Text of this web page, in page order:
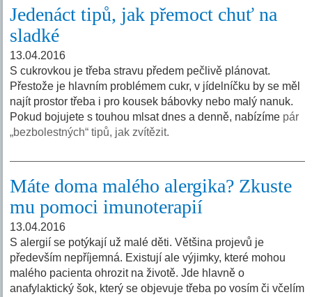
Jedenáct tipů, jak přemoct chuť na
sladké
13.04.2016
S cukrovkou je třeba stravu předem pečlivě plánovat.
Přestože je hlavním problémem cukr, v jídelníčku by se měl
najít prostor třeba i pro kousek bábovky nebo malý nanuk.
Pokud bojujete s touhou mlsat dnes a denně, nabízíme pár
„bezbolestných“ tipů, jak zvítězit.
Máte doma malého alergika? Zkuste
mu pomoci imunoterapií
13.04.2016
S alergií se potýkají už malé děti. Většina projevů je
především nepříjemná. Existují ale výjimky, které mohou
malého pacienta ohrozit na životě. Jde hlavně o
anafylaktický šok, který se objevuje třeba po vosím či včelím